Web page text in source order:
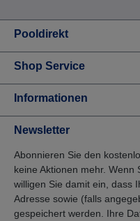
Pooldirekt
Shop Service
Informationen
Newsletter
Abonnieren Sie den
keine Aktionen mehr. Wenn
willigen Sie damit ein, dass
Adresse sowie (falls
gespeichert werden. Ihre